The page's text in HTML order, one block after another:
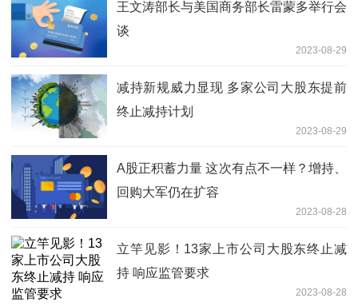
王文涛部长与美国商务部长雷蒙多举行会
谈
2023-08-29
减持新规威力显现 多家公司大股东提前
终止减持计划
2023-08-29
A股正积蓄力量 这次有点不一样？增持、
回购大军仍在扩容
2023-08-28
立竿见影！13家上市公司大股东终止减
持 响应监管要求
2023-08-28